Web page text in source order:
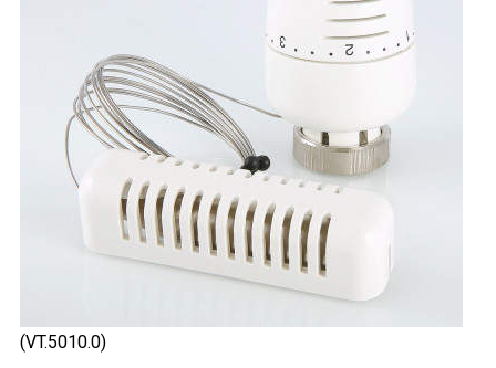
(VT.5010.0)